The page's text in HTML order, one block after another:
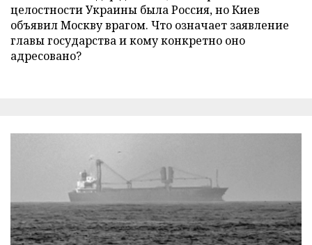
целостности Украины была Россия, но Киев
объявил Москву врагом. Что означает заявление
главы государства и кому конкретно оно
адресовано?